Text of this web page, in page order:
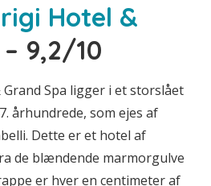
Hotel &
– 9,2/10
Spa ligger i et storslået
århundrede, som ejes af
Dette er et hotel af
de blændende marmorgulve
er hver en centimeter af